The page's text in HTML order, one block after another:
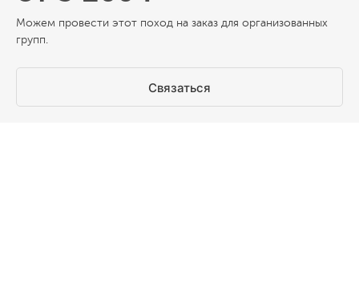
Можем провести этот поход на заказ для организованных
групп.
Связаться